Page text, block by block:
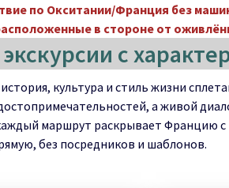
по Окситании/Франция без
в стороне от
с
культура и стиль жизни
а живой
маршрут раскрывает Францию
без посредников и шаблонов.